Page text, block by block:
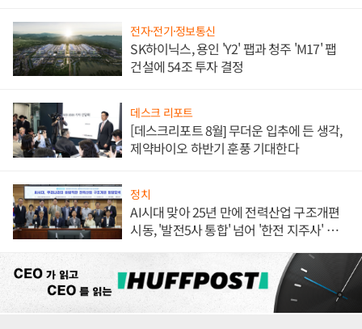
전자·전기·정보통신
SK하이닉스, 용인 'Y2' 팹과 청주 'M17' 팹
건설에 54조 투자 결정
데스크 리포트
[데스크리포트 8월] 무더운 입추에 든 생각,
제약바이오 하반기 훈풍 기대한다
정치
AI시대 맞아 25년 만에 전력산업 구조개편
시동, '발전5사 통합' 넘어 '한전 지주사' 재편